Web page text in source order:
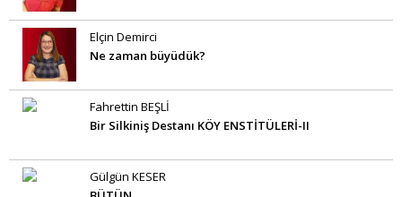
Elçin Demirci
Ne zaman büyüdük?
Fahrettin BEŞLİ
Bir Silkiniş Destanı KÖY ENSTİTÜLERİ-II
Gülgün KESER